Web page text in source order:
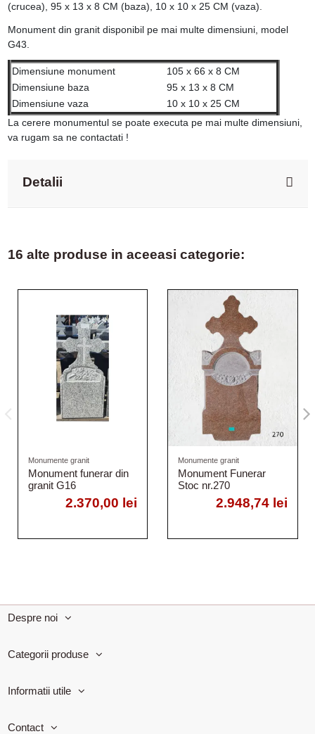
(crucea), 95 x 13 x 8 CM (baza), 10 x 10 x 25 CM (vaza).
Monument din granit disponibil pe mai multe dimensiuni, model
G43.
Dimensiune monument
105 x 66 x 8 CM
Dimensiune baza
95 x 13 x 8 CM
Dimensiune vaza
10 x 10 x 25 CM
La cerere monumentul se poate executa pe mai multe dimensiuni,
va rugam sa ne contactati !
Detalii
16 alte produse in aceeasi categorie:
Monumente granit
Monument funerar din
granit G16
2.370,00 lei
Monumente granit
Monument Funerar
Stoc nr.270
2.948,74 lei
Despre noi
Categorii produse
Informatii utile
Contact